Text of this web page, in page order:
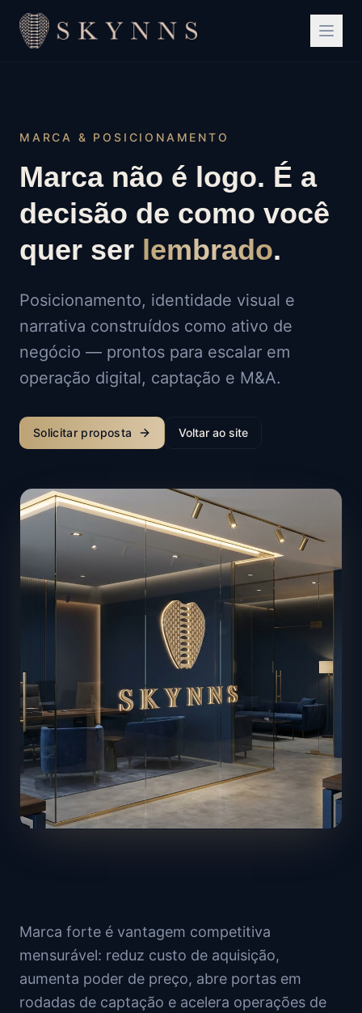
MARCA & POSICIONAMENTO
Marca não é logo. É a
decisão de como você
quer ser lembrado.
Posicionamento, identidade visual e
narrativa construídos como ativo de
negócio — prontos para escalar em
operação digital, captação e M&A.
Solicitar proposta Voltar ao site
Marca forte é vantagem competitiva
mensurável: reduz custo de aquisição,
aumenta poder de preço, abre portas em
rodadas de captação e acelera operações de